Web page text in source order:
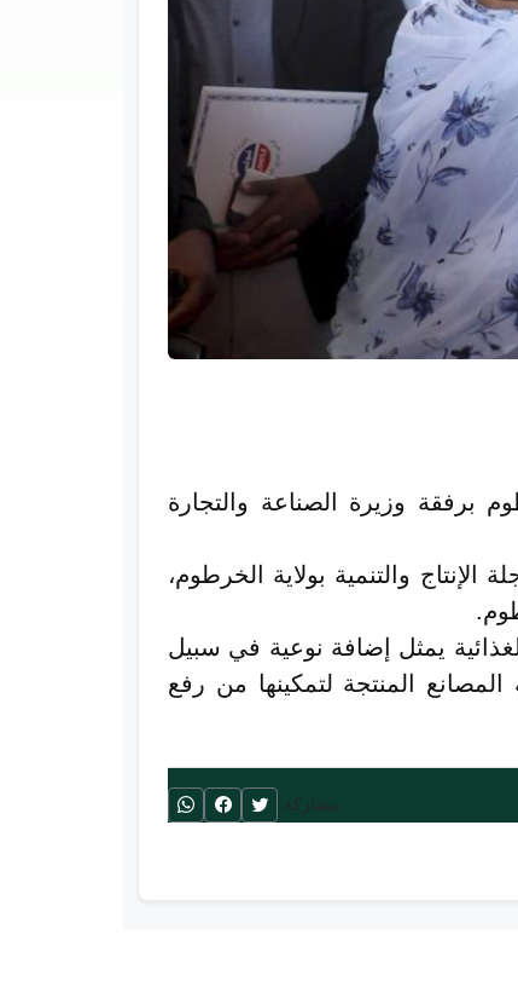
برفقة وزيرة الصناعة والتجارة
والتنمية بولاية الخرطوم،
يمثل إضافة نوعية في سبيل
المنتجة لتمكينها من رفع